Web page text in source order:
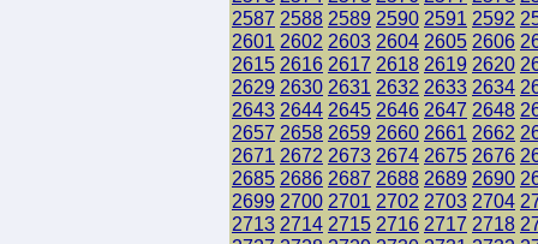
2587 2588 2589 2590 2591 2592
2601 2602 2603 2604 2605 2606
2615 2616 2617 2618 2619 2620
2629 2630 2631 2632 2633 2634
2643 2644 2645 2646 2647 2648
2657 2658 2659 2660 2661 2662
2671 2672 2673 2674 2675 2676
2685 2686 2687 2688 2689 2690
2699 2700 2701 2702 2703 2704
2713 2714 2715 2716 2717 2718